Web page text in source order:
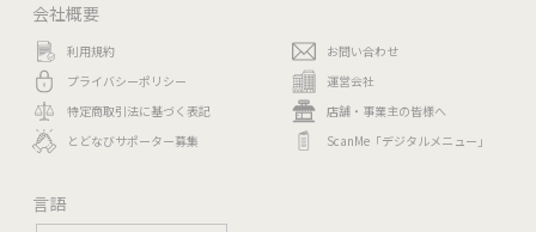
会社概要
利用規約
プライバシーポリシー
特定商取引法に基づく表記
とどなびサポーター募集
お問い合わせ
運営会社
店舗・事業主の皆様へ
ScanMe「デジタルメニュー」
言語